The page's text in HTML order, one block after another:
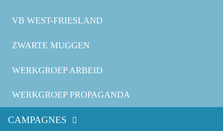
VB WEST-FRIESLAND
ZWARTE MUGGEN
WERKGROEP ARBEID
WERKGROEP PROPAGANDA
CAMPAGNES